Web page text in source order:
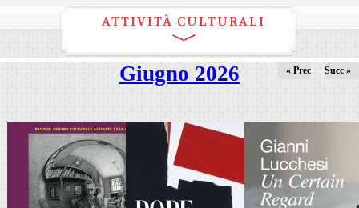
ATTIVITÀ CULTURALI
Giugno 2026 « Prec Succ »